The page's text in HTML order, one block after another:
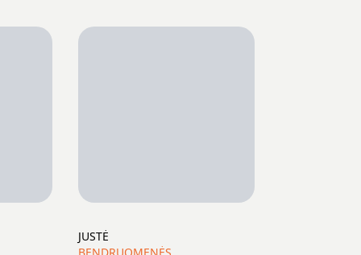
JUSTĖ
BENDRUOMENĖS